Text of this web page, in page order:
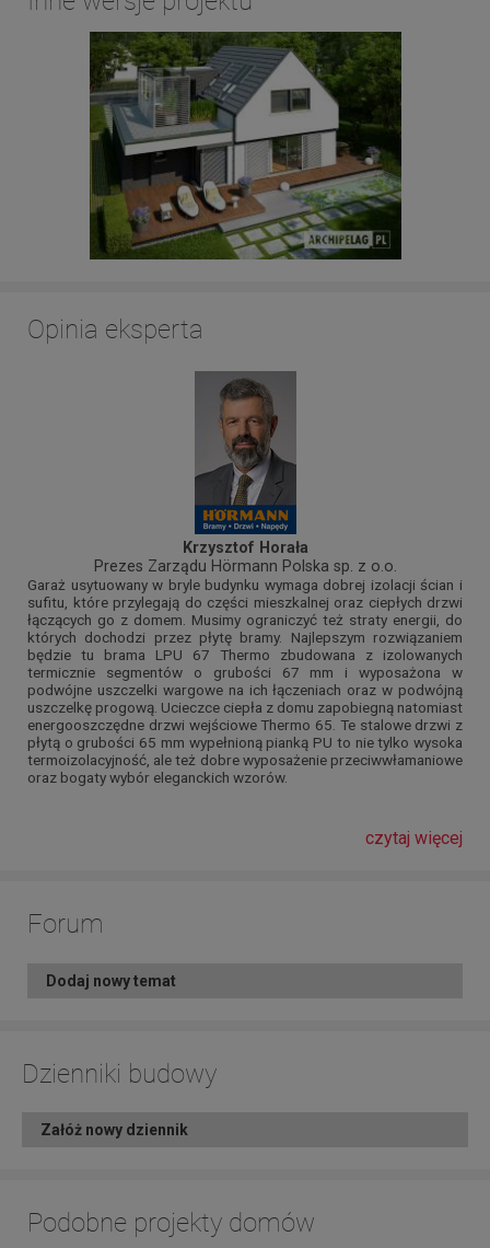
Opinia eksperta
Krzysztof Horała
Prezes Zarządu Hörmann Polska sp. z o.o.
Garaż usytuowany w bryle budynku wymaga dobrej izolacji ścian i
sufitu, które przylegają do części mieszkalnej oraz ciepłych drzwi
łączących go z domem. Musimy ograniczyć też straty energii, do
których dochodzi przez płytę bramy. Najlepszym rozwiązaniem
będzie tu brama LPU 67 Thermo zbudowana z izolowanych
termicznie segmentów o grubości 67 mm i wyposażona w
podwójne uszczelki wargowe na ich łączeniach oraz w podwójną
uszczelkę progową. Ucieczce ciepła z domu zapobiegną natomiast
energooszczędne drzwi wejściowe Thermo 65. Te stalowe drzwi z
płytą o grubości 65 mm wypełnioną pianką PU to nie tylko wysoka
termoizolacyjność, ale też dobre wyposażenie przeciwwłamaniowe
oraz bogaty wybór eleganckich wzorów.
czytaj więcej
Forum
Dodaj nowy temat
Dzienniki budowy
Załóż nowy dziennik
Podobne projekty domów